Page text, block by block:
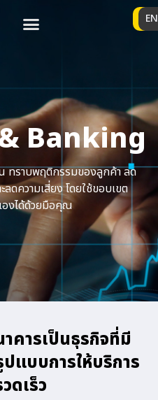
TH
EN
Banking
ทราบพฤติกรรมของลูกค้า ลด
ดความเสี่ยง โดยใช้ขอบเขต
องได้ด้วยมือคุณ
าคารเป็นธุรกิจที่มี
แบบการให้บริการ
ดเร็ว